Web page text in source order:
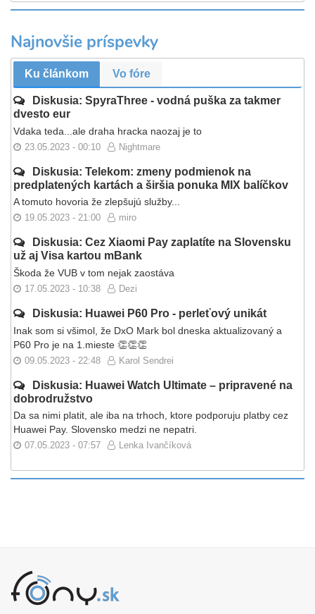
Najnovšie príspevky
Ku článkom Vo fóre
Diskusia: SpyraThree - vodná puška za takmer
dvesto eur
Vdaka teda...ale draha hracka naozaj je to
23.05.2023 - 00:10 Nightmare
Diskusia: Telekom: zmeny podmienok na
predplatených kartách a širšia ponuka MIX balíčkov
A tomuto hovoria že zlepšujú služby...
19.05.2023 - 21:00 miro
Diskusia: Cez Xiaomi Pay zaplatíte na Slovensku
už aj Visa kartou mBank
Škoda že VUB v tom nejak zaostáva
17.05.2023 - 10:38 Dezi
Diskusia: Huawei P60 Pro - perleťový unikát
Inak som si všimol, že DxO Mark bol dneska aktualizovaný a
P60 Pro je na 1.mieste 👏👏👏
09.05.2023 - 22:48 Karol Sendrei
Diskusia: Huawei Watch Ultimate – pripravené na
dobrodružstvo
Da sa nimi platit, ale iba na trhoch, ktore podporuju platby cez
Huawei Pay. Slovensko medzi ne nepatri.
07.05.2023 - 07:57 Lenka Ivančíková